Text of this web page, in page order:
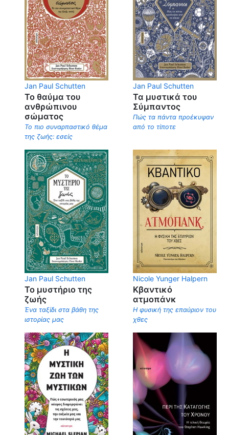
Jan Paul Schutten
Το θαύμα του
ανθρώπινου
σώματος
Το πιο συναρπαστικό θέμα
της ζωής: εσείς
Jan Paul Schutten
Τα μυστικά του
Σύμπαντος
Πώς τα πάντα προέκυψαν
από το τίποτε
Jan Paul Schutten
Το μυστήριο της
ζωής
Ένα ταξίδι στα βάθη της
ιστορίας μας
Nicole Yunger Halpern
Κβαντικό
ατμοπάνκ
Η φυσική της επαύριον του
χθες